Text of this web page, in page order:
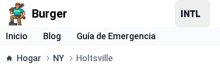
Burger
Inicio Blog Guía de Emergencia
Hogar NY Holtsville